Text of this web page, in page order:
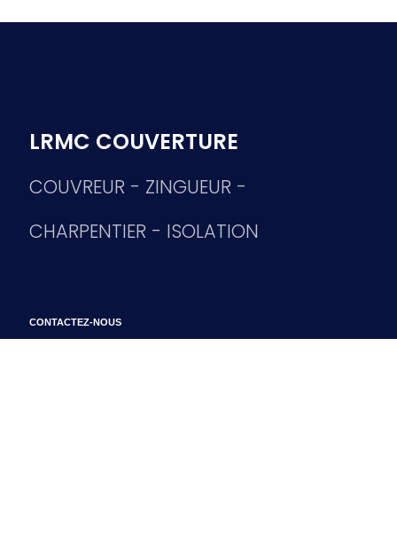
LRMC COUVERTURE
COUVREUR - ZINGUEUR -
CHARPENTIER - ISOLATION
CONTACTEZ-NOUS